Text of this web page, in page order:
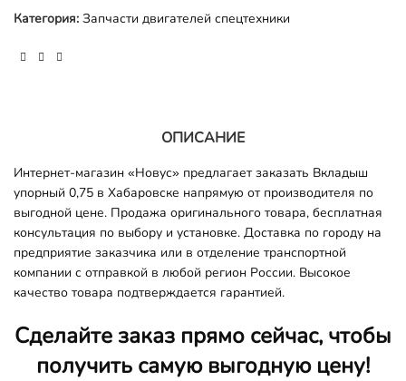
Категория: Запчасти двигателей спецтехники
ОПИСАНИЕ
Интернет-магазин «Новус» предлагает заказать Вкладыш
упорный 0,75 в Хабаровске напрямую от производителя по
выгодной цене. Продажа оригинального товара, бесплатная
консультация по выбору и установке. Доставка по городу на
предприятие заказчика или в отделение транспортной
компании с отправкой в любой регион России. Высокое
качество товара подтверждается гарантией.
Сделайте заказ прямо сейчас, чтобы
получить самую выгодную цену!